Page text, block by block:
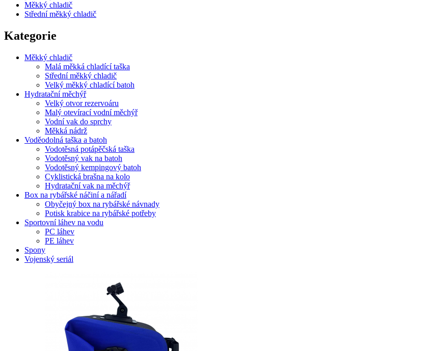
Měkký chladič
Střední měkký chladič
Kategorie
Měkký chladič
Malá měkká chladící taška
Střední měkký chladič
Velký měkký chladící batoh
Hydratační měchýř
Velký otvor rezervoáru
Malý otevírací vodní měchýř
Vodní vak do sprchy
Měkká nádrž
Voděodolná taška a batoh
Vodotěsná potápěčská taška
Vodotěsný vak na batoh
Vodotěsný kempingový batoh
Cyklistická brašna na kolo
Hydratační vak na měchýř
Box na rybářské náčiní a nářadí
Obyčejný box na rybářské návnady
Potisk krabice na rybářské potřeby
Sportovní láhev na vodu
PC láhev
PE láhev
Spony
Vojenský seriál